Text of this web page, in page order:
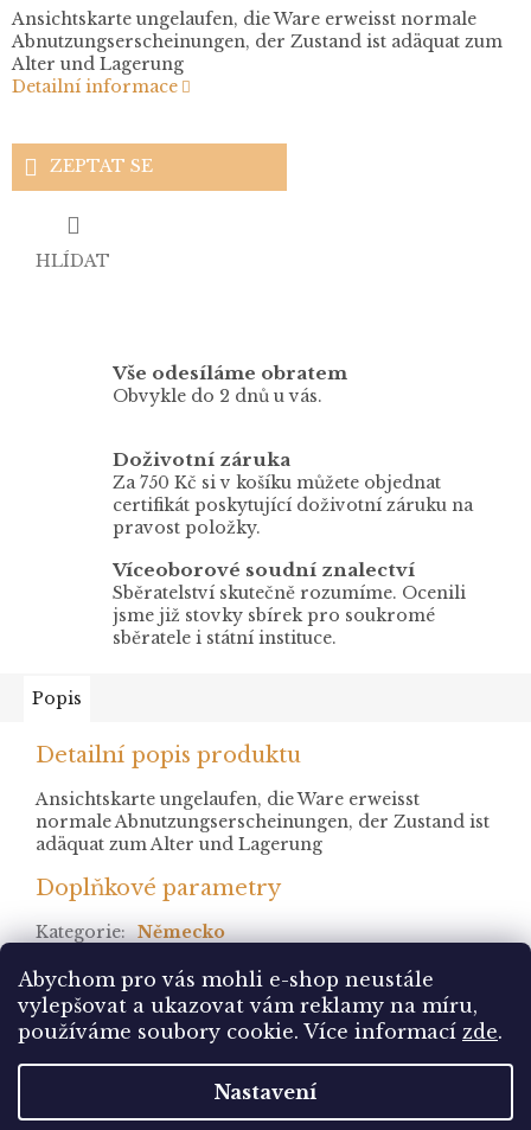
Abychom pro vás mohli e-shop neustále
vylepšovat a ukazovat vám reklamy na míru,
používáme soubory cookie. Více informací zde.
Nastavení
Ansichtskarte ungelaufen, die Ware erweisst normale
Abnutzungserscheinungen, der Zustand ist adäquat zum
Alter und Lagerung
Detailní informace
ZEPTAT SE
HLÍDAT
Vše odesíláme obratem
Obvykle do 2 dnů u vás.
Doživotní záruka
Za 750 Kč si v košíku můžete objednat
certifikát poskytující doživotní záruku na
pravost položky.
Víceoborové soudní znalectví
Sběratelství skutečně rozumíme. Ocenili
jsme již stovky sbírek pro soukromé
sběratele i státní instituce.
Popis
Detailní popis produktu
Ansichtskarte ungelaufen, die Ware erweisst
normale Abnutzungserscheinungen, der Zustand ist
adäquat zum Alter und Lagerung
Doplňkové parametry
Kategorie: Německo